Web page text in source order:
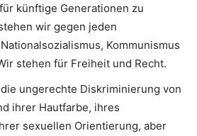
künftige Generationen zu
wir gegen jeden
Kommunismus
stehen für Freiheit und Recht.
ungerechte Diskriminierung von
ihrer Hautfarbe, ihres
sexuellen Orientierung, aber